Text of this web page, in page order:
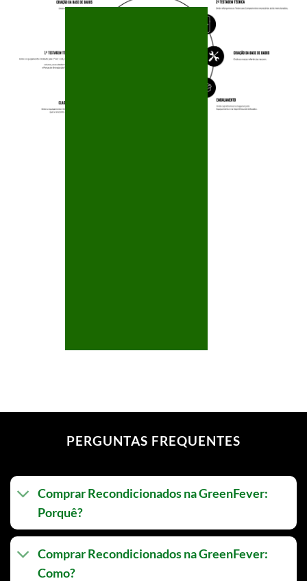
PERGUNTAS FREQUENTES
Comprar Recondicionados na GreenFever:
Porquê?
Comprar Recondicionados na GreenFever:
Como?